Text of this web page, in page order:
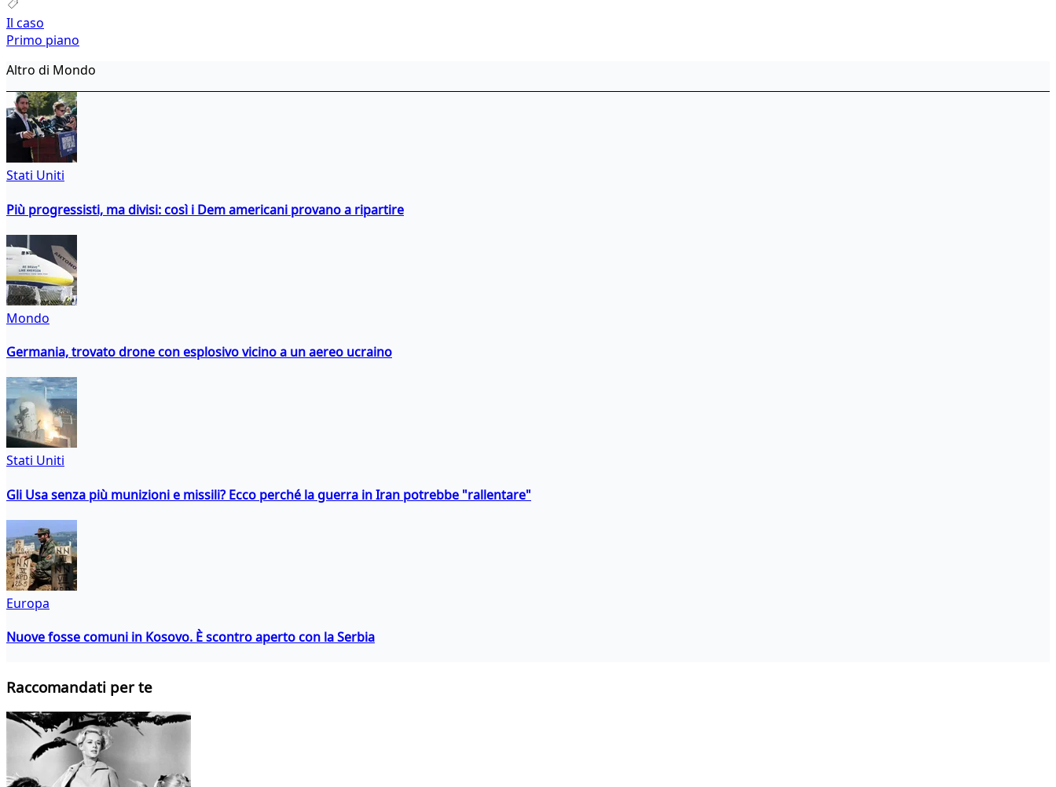
Il caso
Primo piano
Altro di Mondo
Stati Uniti
Più progressisti, ma divisi: così i Dem americani provano a ripartire
Mondo
Germania, trovato drone con esplosivo vicino a un aereo ucraino
Stati Uniti
Gli Usa senza più munizioni e missili? Ecco perché la guerra in Iran potrebbe "rallentare"
Europa
Nuove fosse comuni in Kosovo. È scontro aperto con la Serbia
Raccomandati per te